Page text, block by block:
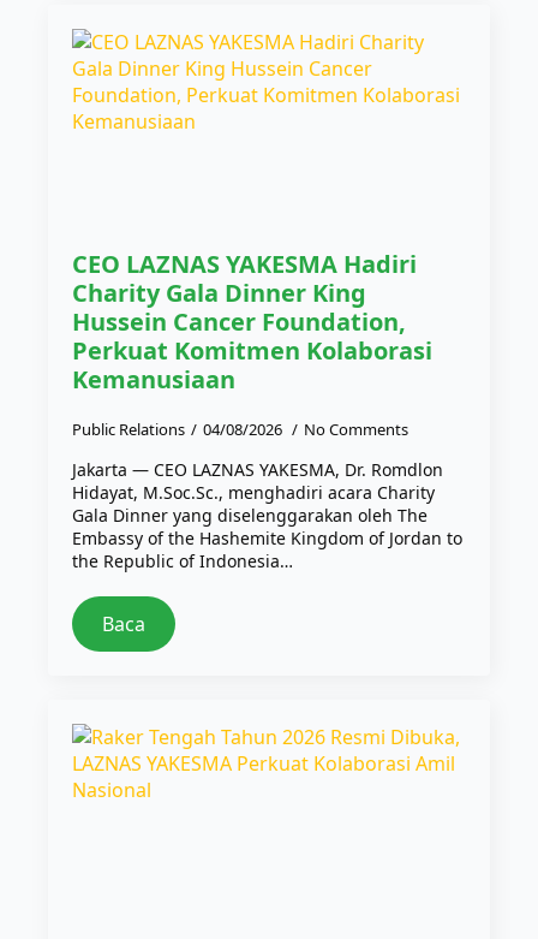
CEO LAZNAS YAKESMA Hadiri
Charity Gala Dinner King
Hussein Cancer Foundation,
Perkuat Komitmen Kolaborasi
Kemanusiaan
Public Relations 04/08/2026 No Comments
Jakarta — CEO LAZNAS YAKESMA, Dr. Romdlon
Hidayat, M.Soc.Sc., menghadiri acara Charity
Gala Dinner yang diselenggarakan oleh The
Embassy of the Hashemite Kingdom of Jordan to
the Republic of Indonesia…
Baca